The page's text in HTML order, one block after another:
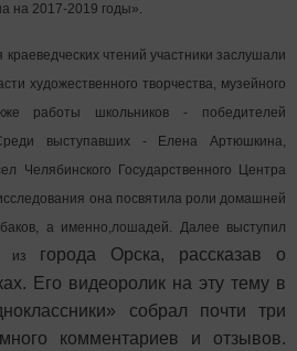
на 2017-2019 годы».
чтений участники заслушали
художественного творчества, музейного
работы школьников - победителей
Среди выступавших - Елена Артюшкина,
Челябинского Государственного Центра
она посвятила роли домашней
а именно,лошадей. Далее выступил
из города Орска, рассказав о
Его видеоролик на эту тему в
собрал почти три
комментариев и отзывов.